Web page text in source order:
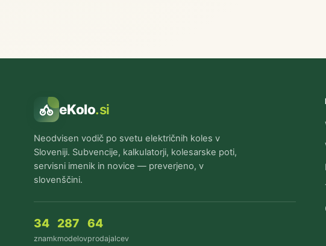
eKolo.si
Neodvisen vodič po svetu električnih koles v
Sloveniji. Subvencije, kalkulatorji, kolesarske poti,
servisni imenik in novice — preverjeno, v
slovenščini.
34
znamk
287
modelov
64
prodajalcev